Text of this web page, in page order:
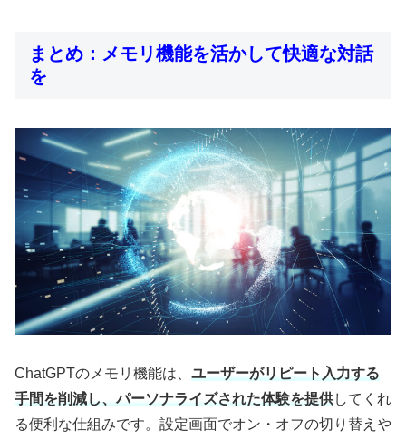
まとめ：メモリ機能を活かして快適な対話
を
ChatGPTのメモリ機能は、 ユーザーがリピート入力する
手間を削減し、パーソナライズされた体験を提供してくれ
る便利な仕組みです。設定画面でオン・オフの切り替えや